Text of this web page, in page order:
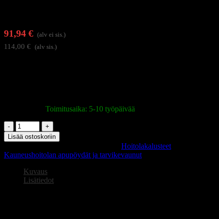
91,94 € (alv ei sis.)
114,00 € (alv sis.)
Toimitusaika: 5-10 työpäivää
Kaappi
Kombi
valkoinen
määrä
Lisää ostoskoriin
Hoitolakalusteet
Kauneushoitolan apupöydät ja tarvikevaunut
Kuvaus
Lisätiedot